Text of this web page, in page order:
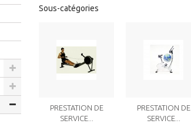
Sous-catégories
PRESTATION DE
SERVICE...
PRESTATION DE
SERVICE...